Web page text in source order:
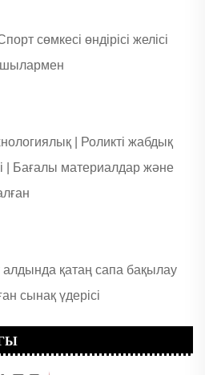
сөмкесі өндірісі желісі
|
Роликті жабдық
|
Бағалы материалдар және
алдында қатаң сапа бақылау
сынақ үдерісі